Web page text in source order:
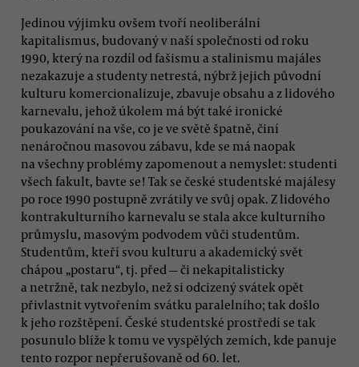
Jedinou výjimku ovšem tvoří neoliberální
kapitalismus, budovaný v naší společnosti od roku
1990, který na rozdíl od fašismu a stalinismu majáles
nezakazuje a studenty netrestá, nýbrž jejich původní
kulturu komercionalizuje, zbavuje obsahu a z lidového
karnevalu, jehož úkolem má být také ironické
poukazování na vše, co je ve světě špatně, činí
nenáročnou masovou zábavu, kde se má naopak
na všechny problémy zapomenout a nemyslet: studenti
všech fakult, bavte se! Tak se české studentské majálesy
po roce 1990 postupně zvrátily ve svůj opak. Z lidového
kontrakulturního karnevalu se stala akce kulturního
průmyslu, masovým podvodem vůči studentům.
Studentům, kteří svou kulturu a akademický svět
chápou „postaru“, tj. před — či nekapitalisticky
a netržně, tak nezbylo, než si odcizený svátek opět
přivlastnit vytvořením svátku paralelního; tak došlo
k jeho rozštěpení. České studentské prostředí se tak
posunulo blíže k tomu ve vyspělých zemích, kde panuje
tento rozpor nepřerušovaně od 60. let.